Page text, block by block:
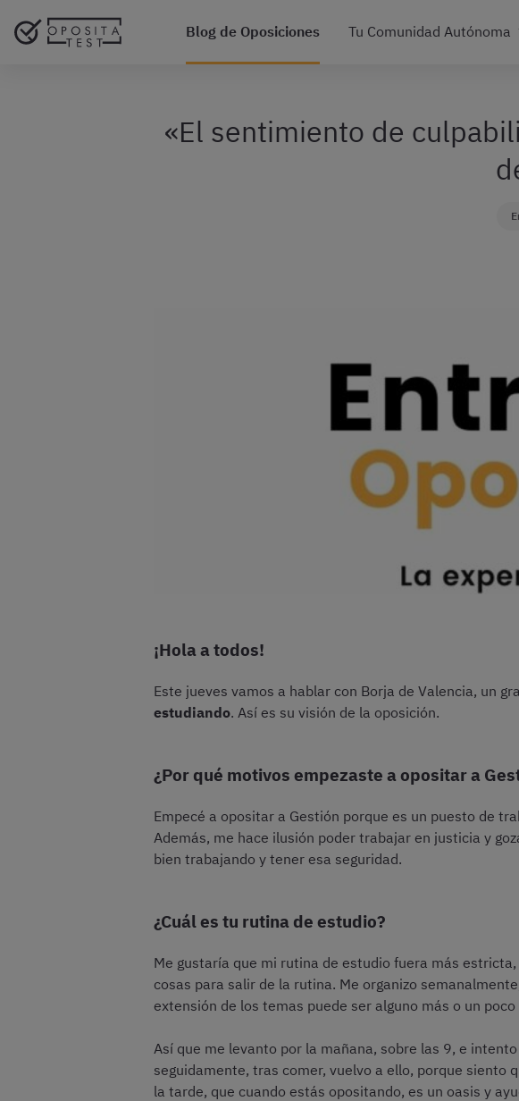
Blog de Oposiciones Tu Comunidad Autónoma
«El sentimiento de
¡Hola a todos!
Este jueves vamos a hablar con Borja de Valencia, un
estudiando. Así es su visión de la oposición.
¿Por qué motivos empezaste a opositar a
Empecé a opositar a Gestión porque es un puesto de
Además, me hace ilusión poder trabajar en justicia y
bien trabajando y tener esa seguridad.
¿Cuál es tu rutina de estudio?
Me gustaría que mi rutina de estudio fuera más
cosas para salir de la rutina. Me organizo
extensión de los temas puede ser alguno más o un poco
Así que me levanto por la mañana, sobre las 9, e
seguidamente, tras comer, vuelvo a ello, porque siento
la tarde, que cuando estás opositando, es un oasis y